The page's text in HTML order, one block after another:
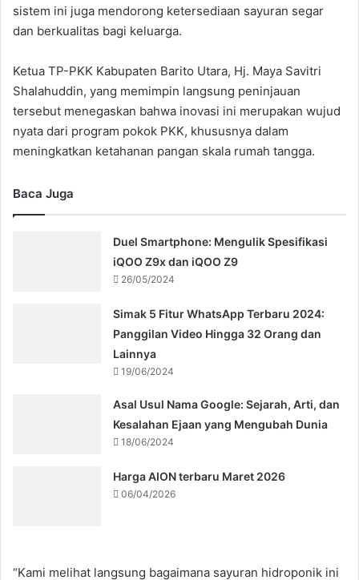
sistem ini juga mendorong ketersediaan sayuran segar
dan berkualitas bagi keluarga.
Ketua TP-PKK Kabupaten Barito Utara, Hj. Maya Savitri
Shalahuddin, yang memimpin langsung peninjauan
tersebut menegaskan bahwa inovasi ini merupakan wujud
nyata dari program pokok PKK, khususnya dalam
meningkatkan ketahanan pangan skala rumah tangga.
Baca Juga
Duel Smartphone: Mengulik Spesifikasi
iQOO Z9x dan iQOO Z9
26/05/2024
Simak 5 Fitur WhatsApp Terbaru 2024:
Panggilan Video Hingga 32 Orang dan
Lainnya
19/06/2024
Asal Usul Nama Google: Sejarah, Arti, dan
Kesalahan Ejaan yang Mengubah Dunia
18/06/2024
Harga AION terbaru Maret 2026
06/04/2026
“Kami melihat langsung bagaimana sayuran hidroponik ini